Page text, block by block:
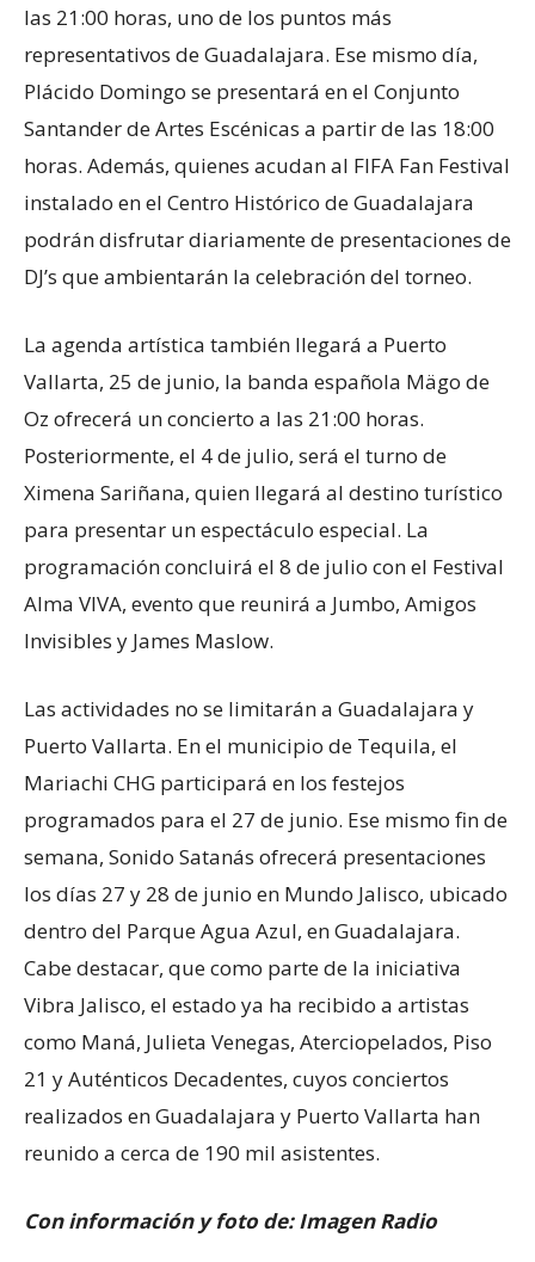
las 21:00 horas, uno de los puntos más
representativos de Guadalajara. Ese mismo día,
Plácido Domingo se presentará en el Conjunto
Santander de Artes Escénicas a partir de las 18:00
horas. Además, quienes acudan al FIFA Fan Festival
instalado en el Centro Histórico de Guadalajara
podrán disfrutar diariamente de presentaciones de
DJ’s que ambientarán la celebración del torneo.
La agenda artística también llegará a Puerto
Vallarta, 25 de junio, la banda española Mägo de
Oz ofrecerá un concierto a las 21:00 horas.
Posteriormente, el 4 de julio, será el turno de
Ximena Sariñana, quien llegará al destino turístico
para presentar un espectáculo especial. La
programación concluirá el 8 de julio con el Festival
Alma VIVA, evento que reunirá a Jumbo, Amigos
Invisibles y James Maslow.
Las actividades no se limitarán a Guadalajara y
Puerto Vallarta. En el municipio de Tequila, el
Mariachi CHG participará en los festejos
programados para el 27 de junio. Ese mismo fin de
semana, Sonido Satanás ofrecerá presentaciones
los días 27 y 28 de junio en Mundo Jalisco, ubicado
dentro del Parque Agua Azul, en Guadalajara.
Cabe destacar, que como parte de la iniciativa
Vibra Jalisco, el estado ya ha recibido a artistas
como Maná, Julieta Venegas, Aterciopelados, Piso
21 y Auténticos Decadentes, cuyos conciertos
realizados en Guadalajara y Puerto Vallarta han
reunido a cerca de 190 mil asistentes.
Con información y foto de: Imagen Radio